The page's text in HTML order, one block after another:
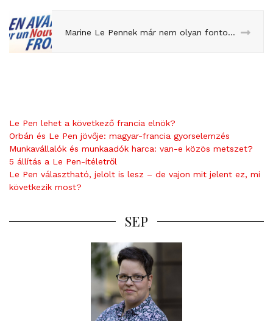
Marine Le Pennek már nem olyan fontos az euró kivezetése
Le Pen lehet a következő francia elnök?
Orbán és Le Pen jövője: magyar-francia gyorselemzés
Munkavállalók és munkaadók harca: van-e közös metszet?
5 állítás a Le Pen-ítéletről
Le Pen választható, jelölt is lesz – de vajon mit jelent ez, mi
következik most?
SEP